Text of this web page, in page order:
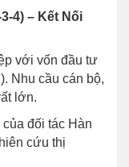
4) – Kết Nối
với vốn đầu tư
Nhu cầu cán bộ,
lớn.
đối tác Hàn
cứu thị